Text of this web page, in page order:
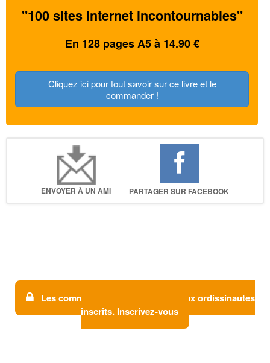
"100 sites Internet incontournables"
En 128 pages A5 à 14.90 €
Cliquez ici pour tout savoir sur ce livre et le
commander !
ENVOYER À UN AMI PARTAGER SUR FACEBOOK
Les commentaires sont réservés aux ordissinautes
inscrits. Inscrivez-vous